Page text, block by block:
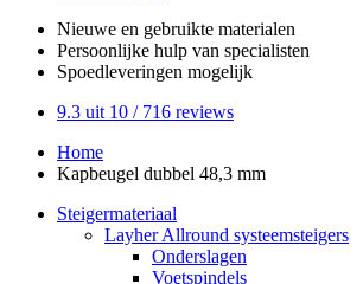
Nieuwe en gebruikte materialen
Persoonlijke hulp van specialisten
Spoedleveringen mogelijk
9.3 uit 10 / 716 reviews
Home
Kapbeugel dubbel 48,3 mm
Steigermateriaal
Layher Allround systeemsteigers
Onderslagen
Voetspindels